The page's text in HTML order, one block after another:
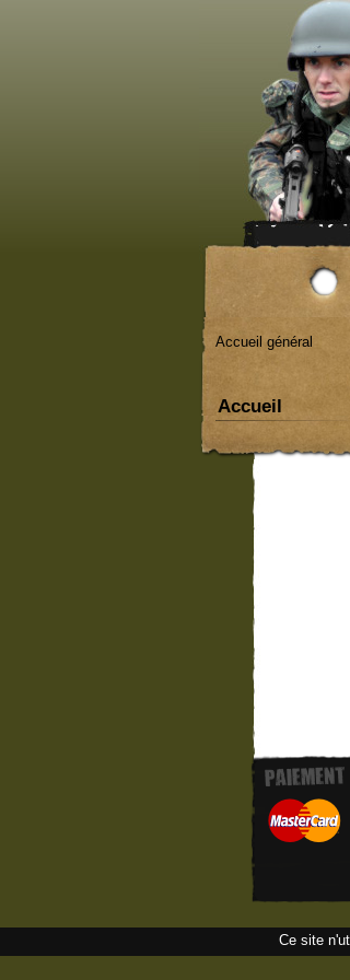
Accueil général
Accueil
Ce site